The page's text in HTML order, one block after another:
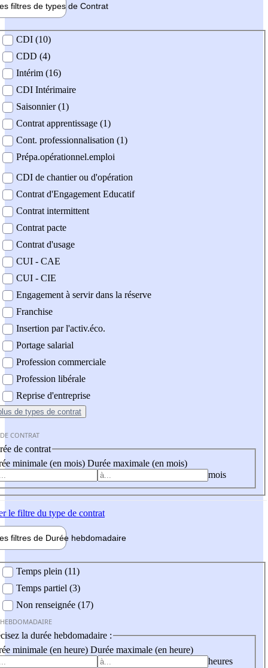
filtres de types de Contrat
contrat
CDI (10)
CDD (4)
Intérim (16)
CDI Intérimaire
Saisonnier (1)
Contrat apprentissage (1)
Cont. professionnalisation (1)
Prépa.opérationnel.emploi
CDI de chantier ou d'opération
Contrat d'Engagement Educatif
Contrat intermittent
Contrat pacte
Contrat d'usage
CUI - CAE
CUI - CIE
Engagement à servir dans la réserve
Franchise
Insertion par l'activ.éco.
Portage salarial
Profession commerciale
Profession libérale
Reprise d'entreprise
de types de contrat
CONTRAT
de contrat
minimale (en mois) Durée maximale (en mois)
mois
le filtre du type de contrat
filtres de Durée hebdomadaire
Temps plein (11)
Temps partiel (3)
Non renseignée (17)
la durée hebdomadaire :
minimale (en heure) Durée maximale (en heure)
heures